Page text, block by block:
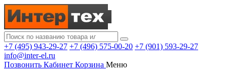
+7 (495) 943-29-27 +7 (496) 575-00-20 +7 (901) 593-29-27
info@inter-el.ru
Позвонить Кабинет Корзина Меню